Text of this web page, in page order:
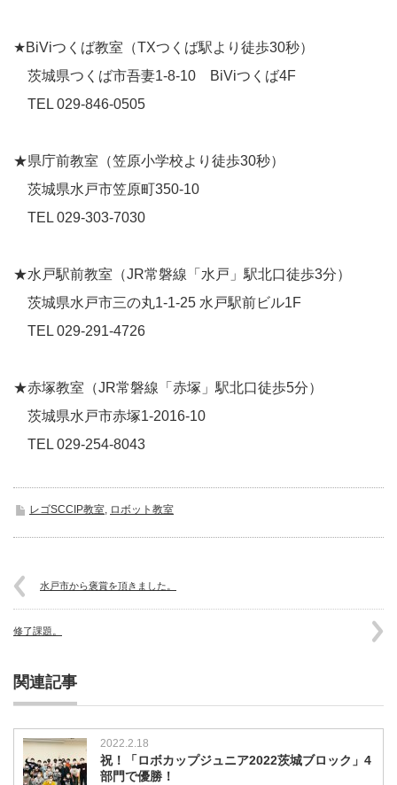
★BiViつくば教室（TXつくば駅より徒歩30秒）
茨城県つくば市吾妻1-8-10 BiViつくば4F
TEL 029-846-0505
★県庁前教室（笠原小学校より徒歩30秒）
茨城県水戸市笠原町350-10
TEL 029-303-7030
★水戸駅前教室（JR常磐線「水戸」駅北口徒歩3分）
茨城県水戸市三の丸1-1-25 水戸駅前ビル1F
TEL 029-291-4726
★赤塚教室（JR常磐線「赤塚」駅北口徒歩5分）
茨城県水戸市赤塚1-2016-10
TEL 029-254-8043
レゴSCCIP教室, ロボット教室
水戸市から褒賞を頂きました。
修了課題。
関連記事
2022.2.18
祝！「ロボカップジュニア2022茨城ブロック」4
部門で優勝！